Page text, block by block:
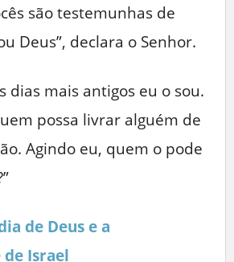
são testemunhas de
Deus”, declara o Senhor.
dias mais antigos eu o sou.
possa livrar alguém de
Agindo eu, quem o pode
de Deus e a
Israel